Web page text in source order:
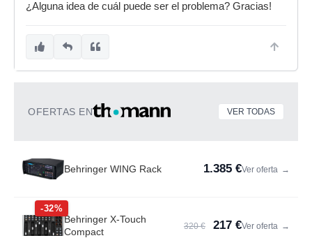
¿Alguna idea de cuál puede ser el problema? Gracias!
OFERTAS EN VER TODAS
Behringer WING Rack 1.385 €Ver oferta →
-32%
Behringer X-Touch
Compact
320 € 217 €Ver oferta →